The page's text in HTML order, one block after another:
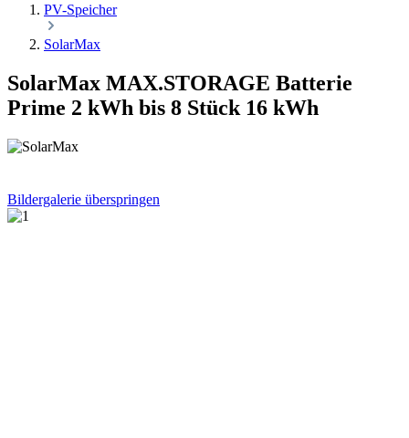
PV-Speicher
SolarMax
SolarMax MAX.STORAGE Batterie
Prime 2 kWh bis 8 Stück 16 kWh
Bildergalerie überspringen